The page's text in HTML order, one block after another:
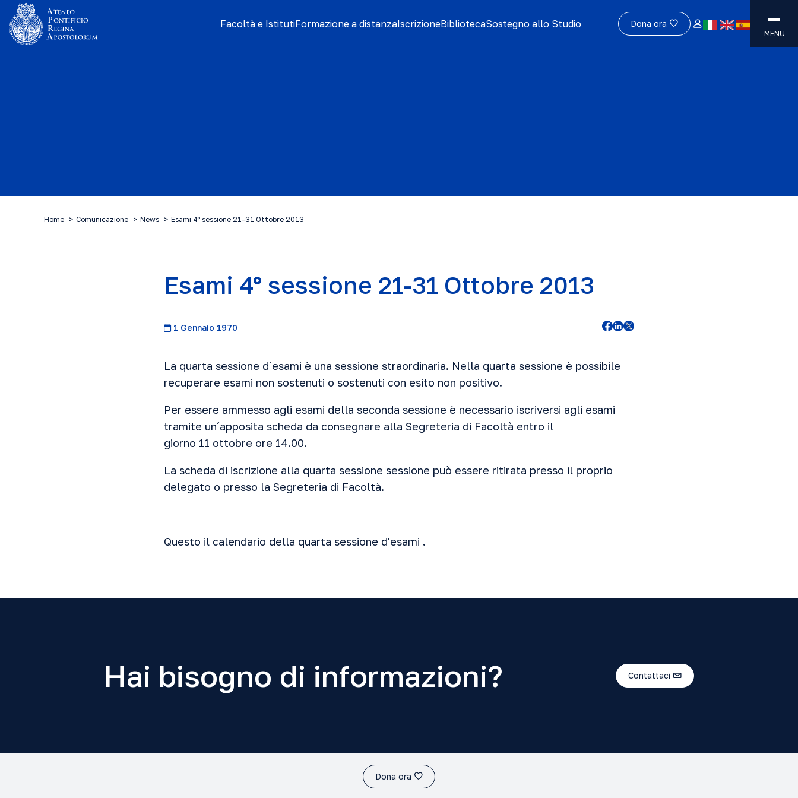
Facoltà e IstitutiFormazione a distanzaIscrizioneBibliotecaSostegno allo Studio Dona ora
MENU
Home Comunicazione News Esami 4° sessione 21-31 Ottobre 2013
Esami 4° sessione 21-31 Ottobre 2013
1 Gennaio 1970
La quarta sessione d´esami è una sessione straordinaria. Nella quarta sessione è possibile
recuperare esami non sostenuti o sostenuti con esito non positivo.
Per essere ammesso agli esami della seconda sessione è necessario iscriversi agli esami
tramite un´apposita scheda da consegnare alla Segreteria di Facoltà entro il
giorno 11 ottobre ore 14.00.
La scheda di iscrizione alla quarta sessione sessione può essere ritirata presso il proprio
delegato o presso la Segreteria di Facoltà.
Questo il calendario della quarta sessione d'esami .
Hai bisogno di informazioni? Contattaci
Dona ora